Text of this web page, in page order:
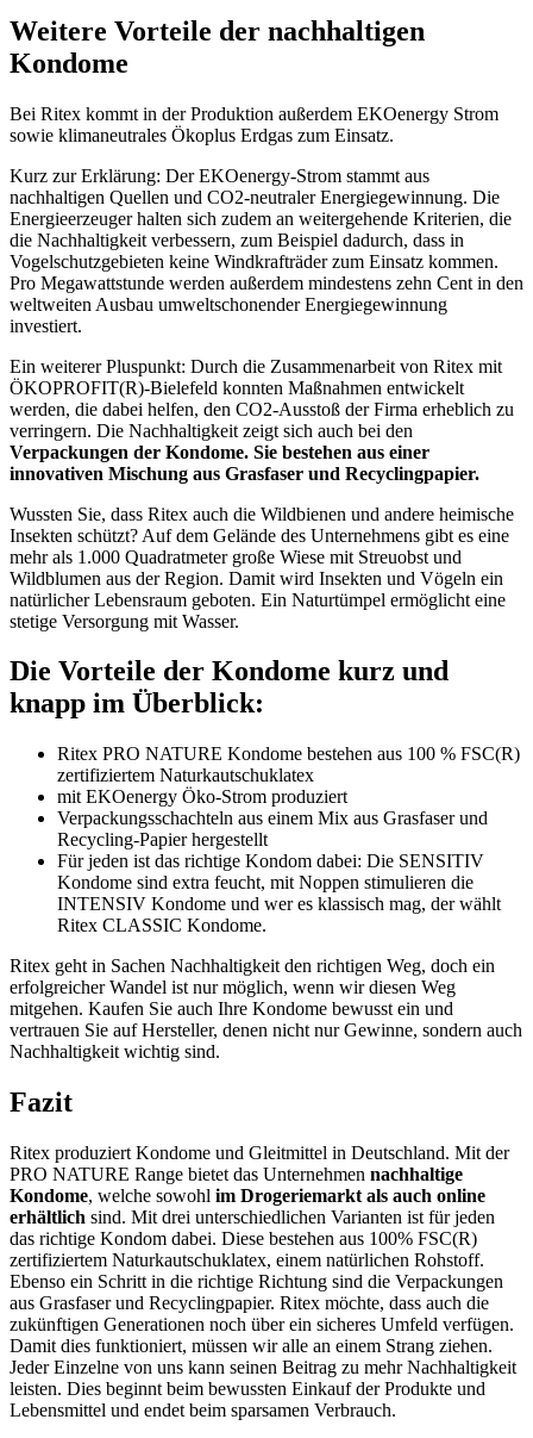
Weitere Vorteile der nachhaltigen
Kondome
Bei Ritex kommt in der Produktion außerdem EKOenergy Strom
sowie klimaneutrales Ökoplus Erdgas zum Einsatz.
Kurz zur Erklärung: Der EKOenergy-Strom stammt aus
nachhaltigen Quellen und CO2-neutraler Energiegewinnung. Die
Energieerzeuger halten sich zudem an weitergehende Kriterien, die
die Nachhaltigkeit verbessern, zum Beispiel dadurch, dass in
Vogelschutzgebieten keine Windkrafträder zum Einsatz kommen.
Pro Megawattstunde werden außerdem mindestens zehn Cent in den
weltweiten Ausbau umweltschonender Energiegewinnung
investiert.
Ein weiterer Pluspunkt: Durch die Zusammenarbeit von Ritex mit
ÖKOPROFIT(R)-Bielefeld konnten Maßnahmen entwickelt
werden, die dabei helfen, den CO2-Ausstoß der Firma erheblich zu
verringern. Die Nachhaltigkeit zeigt sich auch bei den
Verpackungen der Kondome. Sie bestehen aus einer
innovativen Mischung aus Grasfaser und Recyclingpapier.
Wussten Sie, dass Ritex auch die Wildbienen und andere heimische
Insekten schützt? Auf dem Gelände des Unternehmens gibt es eine
mehr als 1.000 Quadratmeter große Wiese mit Streuobst und
Wildblumen aus der Region. Damit wird Insekten und Vögeln ein
natürlicher Lebensraum geboten. Ein Naturtümpel ermöglicht eine
stetige Versorgung mit Wasser.
Die Vorteile der Kondome kurz und
knapp im Überblick:
Ritex PRO NATURE Kondome bestehen aus 100 % FSC(R)
zertifiziertem Naturkautschuklatex
mit EKOenergy Öko-Strom produziert
Verpackungsschachteln aus einem Mix aus Grasfaser und
Recycling-Papier hergestellt
Für jeden ist das richtige Kondom dabei: Die SENSITIV
Kondome sind extra feucht, mit Noppen stimulieren die
INTENSIV Kondome und wer es klassisch mag, der wählt
Ritex CLASSIC Kondome.
Ritex geht in Sachen Nachhaltigkeit den richtigen Weg, doch ein
erfolgreicher Wandel ist nur möglich, wenn wir diesen Weg
mitgehen. Kaufen Sie auch Ihre Kondome bewusst ein und
vertrauen Sie auf Hersteller, denen nicht nur Gewinne, sondern auch
Nachhaltigkeit wichtig sind.
Fazit
Ritex produziert Kondome und Gleitmittel in Deutschland. Mit der
PRO NATURE Range bietet das Unternehmen nachhaltige
Kondome, welche sowohl im Drogeriemarkt als auch online
erhältlich sind. Mit drei unterschiedlichen Varianten ist für jeden
das richtige Kondom dabei. Diese bestehen aus 100% FSC(R)
zertifiziertem Naturkautschuklatex, einem natürlichen Rohstoff.
Ebenso ein Schritt in die richtige Richtung sind die Verpackungen
aus Grasfaser und Recyclingpapier. Ritex möchte, dass auch die
zukünftigen Generationen noch über ein sicheres Umfeld verfügen.
Damit dies funktioniert, müssen wir alle an einem Strang ziehen.
Jeder Einzelne von uns kann seinen Beitrag zu mehr Nachhaltigkeit
leisten. Dies beginnt beim bewussten Einkauf der Produkte und
Lebensmittel und endet beim sparsamen Verbrauch.